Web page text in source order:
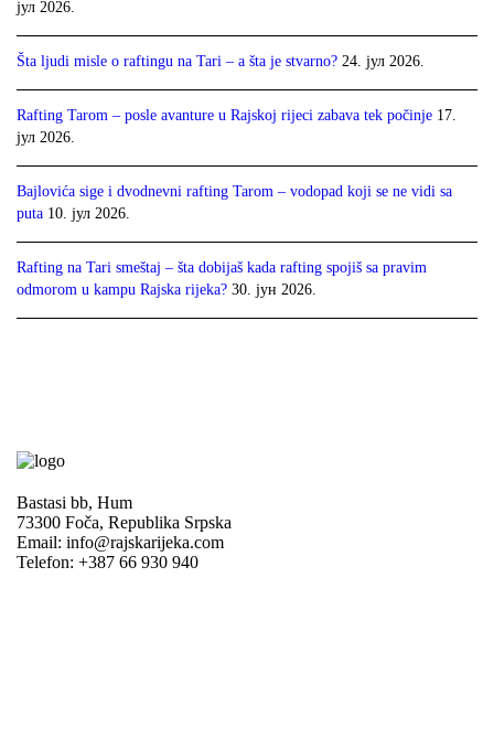
јул 2026.
Šta ljudi misle o raftingu na Tari – a šta je stvarno? 24. јул 2026.
Rafting Tarom – posle avanture u Rajskoj rijeci zabava tek počinje 17.
јул 2026.
Bajlovića sige i dvodnevni rafting Tarom – vodopad koji se ne vidi sa
puta 10. јул 2026.
Rafting na Tari smeštaj – šta dobijaš kada rafting spojiš sa pravim
odmorom u kampu Rajska rijeka? 30. јун 2026.
Bastasi bb, Hum
73300 Foča, Republika Srpska
Email: info@rajskarijeka.com
Telefon: +387 66 930 940